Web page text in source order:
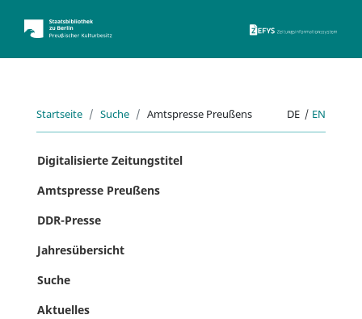
Startseite Suche Amtspresse Preußens DE | EN
Digitalisierte Zeitungstitel
Amtspresse Preußens
DDR-Presse
Jahresübersicht
Suche
Aktuelles